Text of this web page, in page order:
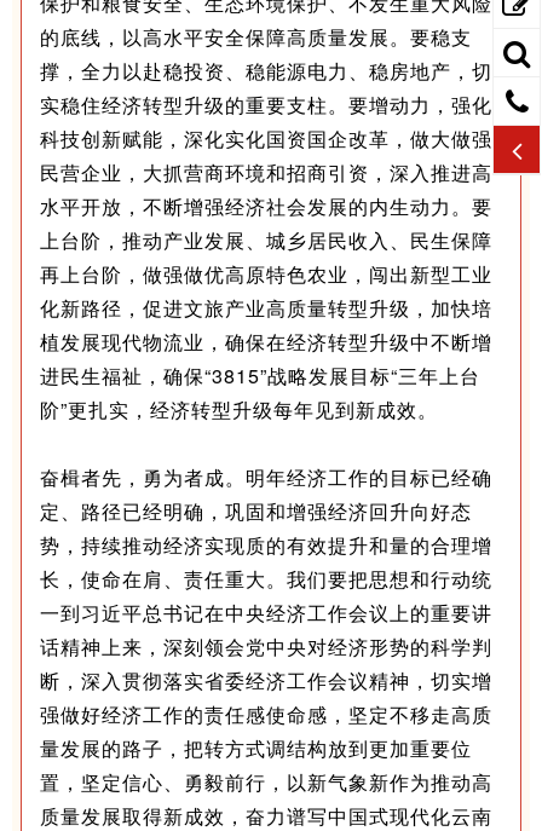
的底线，以高水平安全保障高质量发展。要稳支
撑，全力以赴稳投资、稳能源电力、稳房地产，切
实稳住经济转型升级的重要支柱。要增动力，强化
科技创新赋能，深化实化国资国企改革，做大做强
民营企业，大抓营商环境和招商引资，深入推进高
水平开放，不断增强经济社会发展的内生动力。要
上台阶，推动产业发展、城乡居民收入、民生保障
再上台阶，做强做优高原特色农业，闯出新型工业
化新路径，促进文旅产业高质量转型升级，加快培
植发展现代物流业，确保在经济转型升级中不断增
进民生福祉，确保“3815”战略发展目标“三年上台
阶”更扎实，经济转型升级每年见到新成效。
奋楫者先，勇为者成。明年经济工作的目标已经确
定、路径已经明确，巩固和增强经济回升向好态
势，持续推动经济实现质的有效提升和量的合理增
长，使命在肩、责任重大。我们要把思想和行动统
一到习近平总书记在中央经济工作会议上的重要讲
话精神上来，深刻领会党中央对经济形势的科学判
断，深入贯彻落实省委经济工作会议精神，切实增
强做好经济工作的责任感使命感，坚定不移走高质
量发展的路子，把转方式调结构放到更加重要位
置，坚定信心、勇毅前行，以新气象新作为推动高
质量发展取得新成效，奋力谱写中国式现代化云南